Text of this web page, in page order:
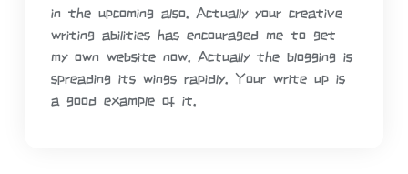
in the upcoming also. Actually your creative
writing abilities has encouraged me to get
my own website now. Actually the blogging is
spreading its wings rapidly. Your write up is
a good example of it.